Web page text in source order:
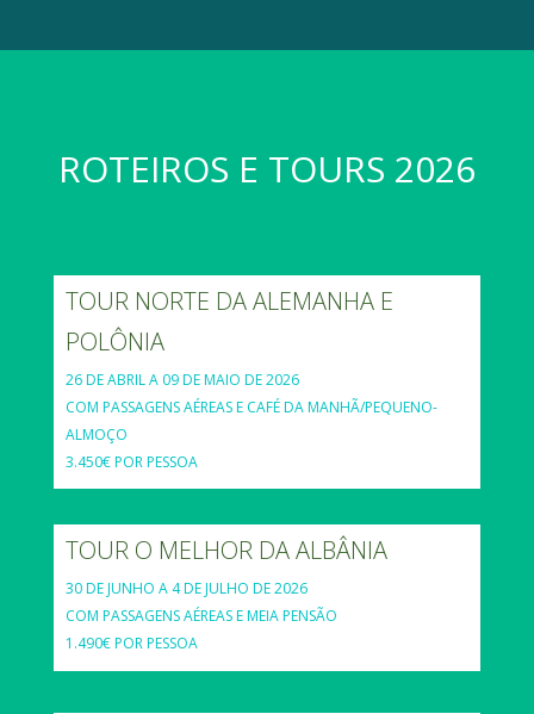
ROTEIROS E TOURS 2026
TOUR NORTE DA ALEMANHA E
POLÔNIA
26 DE ABRIL A 09 DE MAIO DE 2026
COM PASSAGENS AÉREAS E CAFÉ DA MANHÃ/PEQUENO-
ALMOÇO
3.450€ POR PESSOA
TOUR O MELHOR DA ALBÂNIA
30 DE JUNHO A 4 DE JULHO DE 2026
COM PASSAGENS AÉREAS E MEIA PENSÃO
1.490€ POR PESSOA